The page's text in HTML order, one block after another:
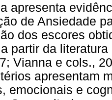
apresenta
de Ansiedade
dos escores
partir da
Vianna e cols.,
apresentam
emocionais e